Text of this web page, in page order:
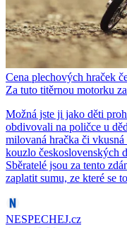
Cena plechových hraček
Za tuto titěrnou motorku
Možná jste ji jako děti
obdivovali na poličce u
milovaná hračka či
kouzlo československých
Sběratelé jsou za tento
zaplatit sumu, ze které se
NESPECHEJ.cz